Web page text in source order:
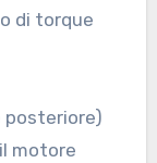
di torque
posteriore)
motore